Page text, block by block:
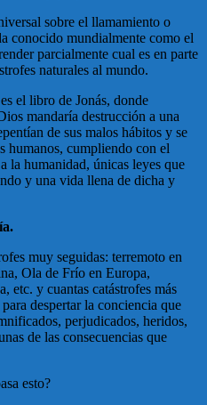
sobre el llamamiento o
conocido mundialmente como el
parcialmente cual es en parte
naturales al mundo.
el libro de Jonás, donde
mandaría destrucción a una
de sus malos hábitos y se
humanos, cumpliendo con el
la humanidad, únicas leyes que
y una vida llena de dicha y
muy seguidas: terremoto en
Ola de Frío en Europa,
etc. y cuantas catástrofes más
despertar la conciencia que
perjudicados, heridos,
de las consecuencias que
esto?